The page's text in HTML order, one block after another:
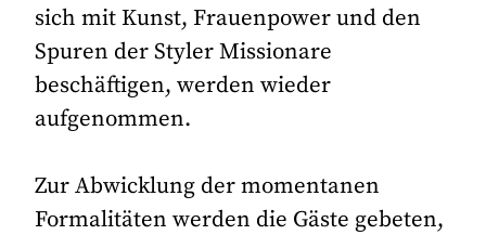
sich mit Kunst, Frauenpower und den
Spuren der Styler Missionare
beschäftigen, werden wieder
aufgenommen.
Zur Abwicklung der momentanen
Formalitäten werden die Gäste gebeten,